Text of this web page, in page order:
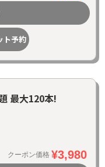
ト予約
最大120本!
クーポン価格 ¥3,980